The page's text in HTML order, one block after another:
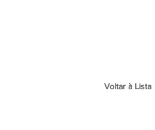
Voltar à Lista